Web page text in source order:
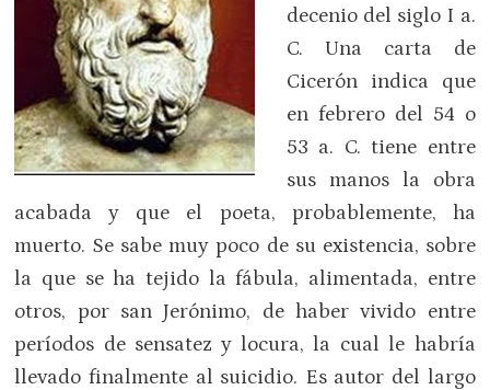
decenio del siglo I a.
C. Una carta de
Cicerón indica que
en febrero del 54 o
53 a. C. tiene entre
sus manos la obra
acabada y que el poeta, probablemente, ha
muerto. Se sabe muy poco de su existencia, sobre
la que se ha tejido la fábula, alimentada, entre
otros, por san Jerónimo, de haber vivido entre
períodos de sensatez y locura, la cual le habría
llevado finalmente al suicidio. Es autor del largo